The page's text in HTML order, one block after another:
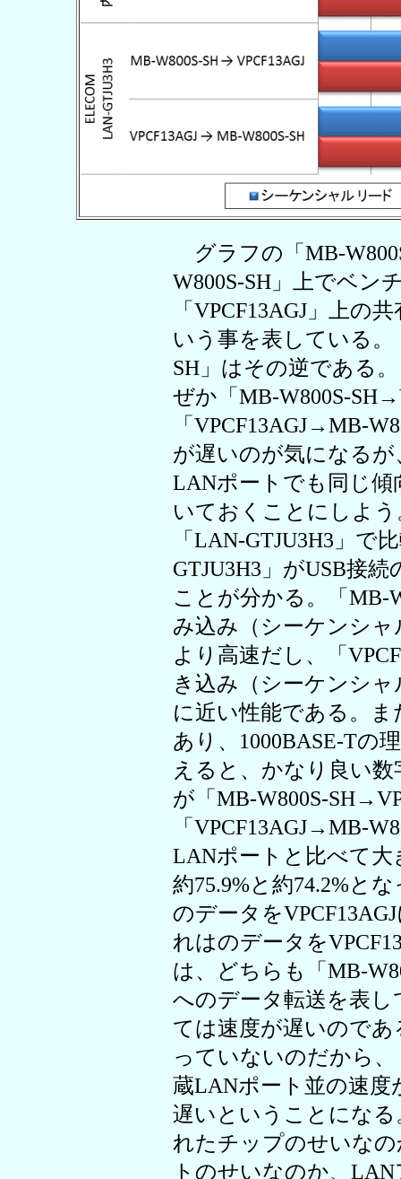
グラフの「MB-
W800S-SH」上でベン
「VPCF13AGJ」上の
いう事を表している。
SH」はその逆である
ぜか「MB-W800S-
「VPCF13AGJ→MB-
が遅いのが気になるが
LANポートでも同じ
いておくことにしよ
「LAN-GTJU3H3」で
GTJU3H3」がUSB接
ことが分かる。「MB-
み込み（シーケンシ
より高速だし、「
き込み（シーケンシ
に近い性能である。ま
あり、1000BASE-Tの
えると、かなり良い
が「MB-W800S-
「VPCF13AGJ→MB-
LANポートと比べて
約75.9%と約74.2%と
のデータを
れはのデータを
は、どちらも「MB-
へのデータ転送を表
ては速度が遅いのであ
っていないのだから、
蔵LANポート並の速度
遅いということになる
れたチップのせいなの
トのせいなのか、